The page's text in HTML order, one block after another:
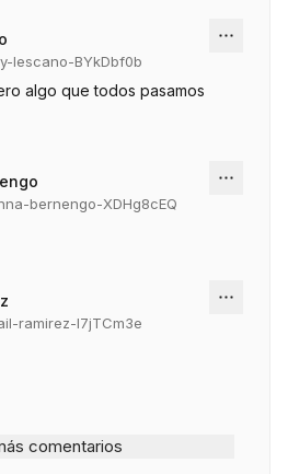
lescano-BYkDbf0b
algo que todos pasamos
bernengo-XDHg8cEQ
ramirez-l7jTCm3e
comentarios